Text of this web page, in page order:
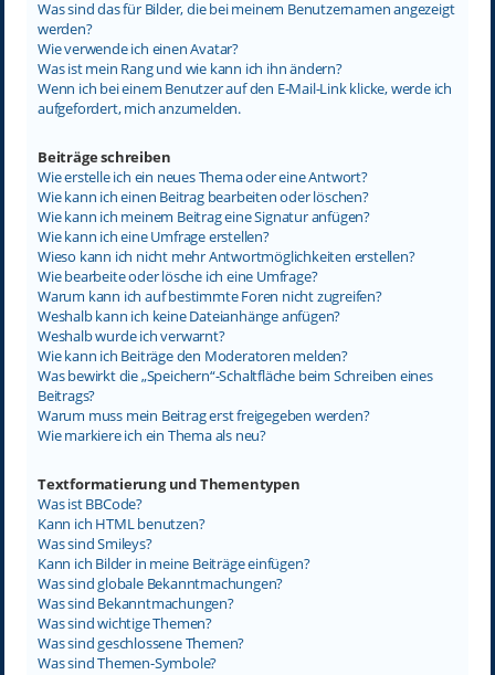
Was sind das für Bilder, die bei meinem Benutzernamen angezeigt
werden?
Wie verwende ich einen Avatar?
Was ist mein Rang und wie kann ich ihn ändern?
Wenn ich bei einem Benutzer auf den E-Mail-Link klicke, werde ich
aufgefordert, mich anzumelden.
Beiträge schreiben
Wie erstelle ich ein neues Thema oder eine Antwort?
Wie kann ich einen Beitrag bearbeiten oder löschen?
Wie kann ich meinem Beitrag eine Signatur anfügen?
Wie kann ich eine Umfrage erstellen?
Wieso kann ich nicht mehr Antwortmöglichkeiten erstellen?
Wie bearbeite oder lösche ich eine Umfrage?
Warum kann ich auf bestimmte Foren nicht zugreifen?
Weshalb kann ich keine Dateianhänge anfügen?
Weshalb wurde ich verwarnt?
Wie kann ich Beiträge den Moderatoren melden?
Was bewirkt die „Speichern“-Schaltfläche beim Schreiben eines
Beitrags?
Warum muss mein Beitrag erst freigegeben werden?
Wie markiere ich ein Thema als neu?
Textformatierung und Thementypen
Was ist BBCode?
Kann ich HTML benutzen?
Was sind Smileys?
Kann ich Bilder in meine Beiträge einfügen?
Was sind globale Bekanntmachungen?
Was sind Bekanntmachungen?
Was sind wichtige Themen?
Was sind geschlossene Themen?
Was sind Themen-Symbole?